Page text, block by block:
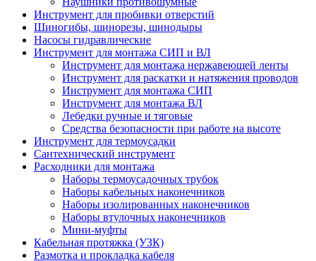
Инструмент для пробивки отверстий
Шиногибы, шинорезы, шинодыры
Насосы гидравлические
Инструмент для монтажа СИП и ВЛ
Инструмент для монтажа нержавеющей ленты
Инструмент для раскатки и натяжения проводов
Инструмент для монтажа СИП
Инструмент для монтажа ВЛ
Лебедки ручные и тяговые
Средства безопасности при работе на высоте
Инструмент для термоусадки
Сантехнический инструмент
Расходники для монтажа
Наборы термоусадочных трубок
Наборы кабельных наконечников
Наборы изолированных наконечников
Наборы втулочных наконечников
Мини-муфты
Кабельная протяжка (УЗК)
Размотка и прокладка кабеля